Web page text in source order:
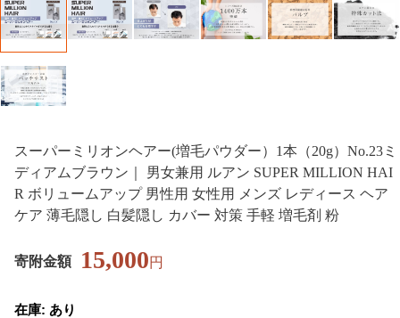
スーパーミリオンヘアー(増毛パウダー）1本（20g）No.23ミ
ディアムブラウン｜ 男女兼用 ルアン SUPER MILLION HAI
R ボリュームアップ 男性用 女性用 メンズ レディース ヘア
ケア 薄毛隠し 白髪隠し カバー 対策 手軽 増毛剤 粉
寄附金額 15,000円
在庫: あり